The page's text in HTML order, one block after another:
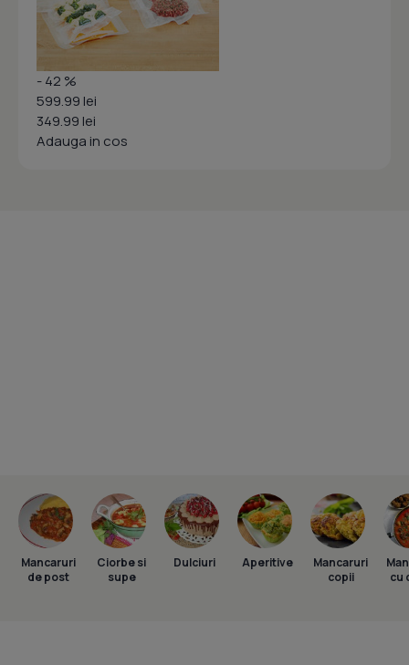
- 42 %
599.99 lei
349.99 lei
Adauga in cos
Mancaruri
de post
Ciorbe si
supe
Dulciuri Aperitive
Mancaruri
copii
cu